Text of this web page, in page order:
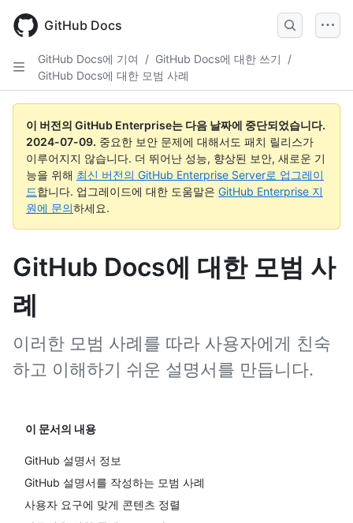
main
GitHub Docs
GitHub Docs에 기여 / GitHub Docs에 대한 쓰기
/
GitHub Docs에 대한 모범 사례
이 버전의 GitHub Enterprise는 다음 날짜에 중단되었습니다.
2024-07-09. 중요한 보안 문제에 대해서도 패치 릴리스가
이루어지지 않습니다. 더 뛰어난 성능, 향상된 보안, 새로운 기
능을 위해 최신 버전의 GitHub Enterprise Server로 업그레이
드합니다. 업그레이드에 대한 도움말은 GitHub Enterprise 지
원에 문의하세요.
GitHub Docs에 대한 모범 사
례
이러한 모범 사례를 따라 사용자에게 친숙
하고 이해하기 쉬운 설명서를 만듭니다.
이 문서의 내용
GitHub 설명서 정보
GitHub 설명서를 작성하는 모범 사례
사용자 요구에 맞게 콘텐츠 정렬